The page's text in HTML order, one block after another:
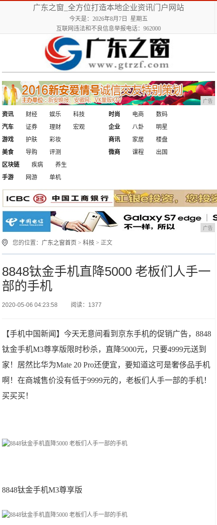
广东之窗_全方位打造本地企业资讯门户网站
今天是：2026年8月7日 星期五
互联网违法和不良信息举报电话：962000
广告
资讯 财经 娱乐
科技
汽车
证券 理财 宏观
时尚 电商
数码
企业
八卦
明星
游戏
护肤
彩妆
美食
导购 评测
商讯 家居
楼盘
微商
课程
出国
区块链
疾病
养生
手游
网游 单机
广告
您的位置： 广东之窗首页 >科技 > 正文
8848钛金手机直降5000 老板们人手一
部的手机
2020-05-06 04:23:58 阅读：1377
【手机中国新闻】今天无意间看到京东手机的促销广告，8848
钛金手机M3尊享版限时秒杀，直降5000元，只要4999元送到
家！居然比华为Mate 20 Pro还便宜，要知道这可是奢侈品手机
啊！在商城售价没有低于9999元的，老板们人手一部的手机！
买买买！
8848钛金手机M3尊享版